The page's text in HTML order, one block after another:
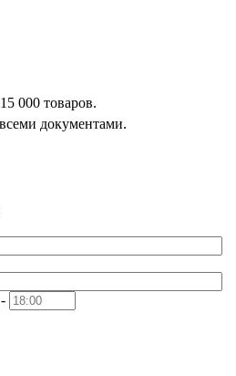
000 товаров.
документами.
-